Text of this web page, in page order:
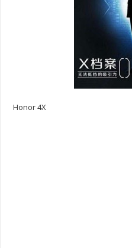
Honor 4X